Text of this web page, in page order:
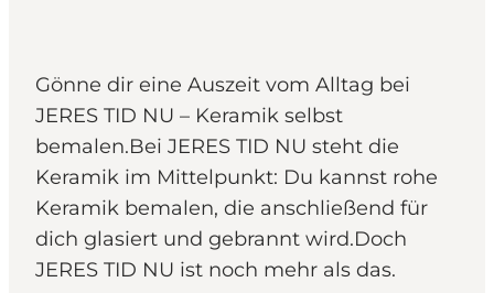
Gönne dir eine Auszeit vom Alltag bei
JERES TID NU – Keramik selbst
bemalen.Bei JERES TID NU steht die
Keramik im Mittelpunkt: Du kannst rohe
Keramik bemalen, die anschließend für
dich glasiert und gebrannt wird.Doch
JERES TID NU ist noch mehr als das.